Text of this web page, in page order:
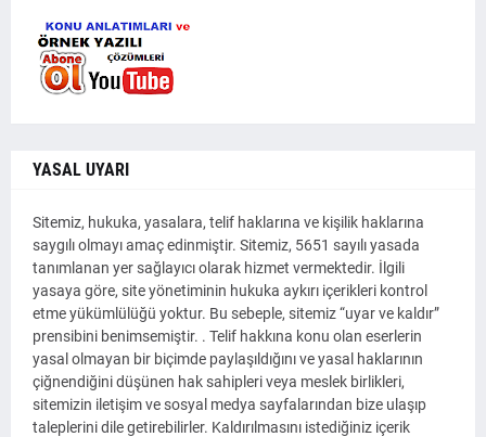
YASAL UYARI
Sitemiz, hukuka, yasalara, telif haklarına ve kişilik haklarına
saygılı olmayı amaç edinmiştir. Sitemiz, 5651 sayılı yasada
tanımlanan yer sağlayıcı olarak hizmet vermektedir. İlgili
yasaya göre, site yönetiminin hukuka aykırı içerikleri kontrol
etme yükümlülüğü yoktur. Bu sebeple, sitemiz “uyar ve kaldır”
prensibini benimsemiştir. . Telif hakkına konu olan eserlerin
yasal olmayan bir biçimde paylaşıldığını ve yasal haklarının
çiğnendiğini düşünen hak sahipleri veya meslek birlikleri,
sitemizin iletişim ve sosyal medya sayfalarından bize ulaşıp
taleplerini dile getirebilirler. Kaldırılmasını istediğiniz içerik